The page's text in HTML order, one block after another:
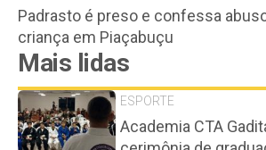
Padrasto é preso e confessa
criança em Piaçabuçu
Mais lidas
ESPORTE
Academia CTA